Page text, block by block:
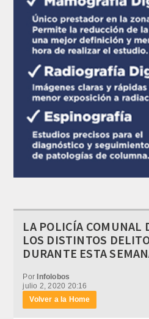
LA POLICÍA COMUNAL
LOS DISTINTOS
DURANTE ESTA
PorInfolobos
julio 2, 2020 20:16
Volver a la Home